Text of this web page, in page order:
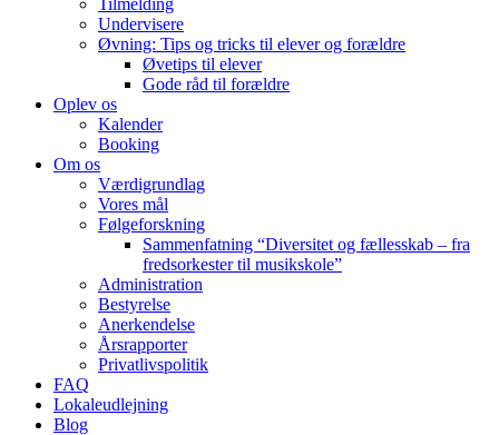
Tilmelding
Undervisere
Øvning: Tips og tricks til elever og forældre
Øvetips til elever
Gode råd til forældre
Oplev os
Kalender
Booking
Om os
Værdigrundlag
Vores mål
Følgeforskning
Sammenfatning “Diversitet og fællesskab – fra
fredsorkester til musikskole”
Administration
Bestyrelse
Anerkendelse
Årsrapporter
Privatlivspolitik
FAQ
Lokaleudlejning
Blog